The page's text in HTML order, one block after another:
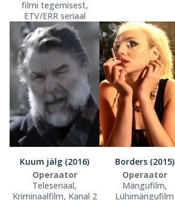
filmi tegemisest,
ETV/ERR seriaal
Kuum jälg (2016)
Operaator
Teleseriaal,
Kriminaalfilm, Kanal 2
Borders (2015)
Operaator
Mängufilm,
Lühimängufilm